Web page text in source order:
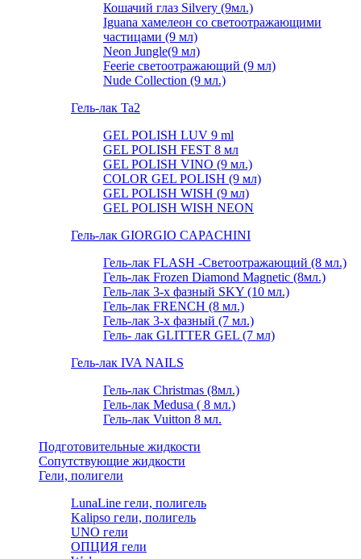
Кошачий глаз Silvery (9мл.)
Iguana хамелеон со светоотражающими
частицами (9 мл)
Neon Jungle(9 мл)
Feerie светоотражающий (9 мл)
Nude Collection (9 мл.)
Гель-лак Ta2
GEL POLISH LUV 9 ml
GEL POLISH FEST 8 мл
GEL POLISH VINO (9 мл.)
COLOR GEL POLISH (9 мл)
GEL POLISH WISH (9 мл)
GEL POLISH WISH NEON
Гель-лак GIORGIO CAPACHINI
Гель-лак FLASH -Cветоотражающий (8 мл.)
Гель-лак Frozen Diamond Magnetic (8мл.)
Гель-лак 3-х фазный SKY (10 мл.)
Гель-лак FRENCH (8 мл.)
Гель-лак 3-х фазный (7 мл.)
Гель- лак GLITTER GEL (7 мл)
Гель-лак IVA NAILS
Гель-лак Christmas (8мл.)
Гель-лак Medusa ( 8 мл.)
Гель-лак Vuitton 8 мл.
Подготовительные жидкости
Сопутствующие жидкости
Гели, полигели
LunaLine гели, полигель
Kalipso гели, полигель
UNO гели
ОПЦИЯ гели